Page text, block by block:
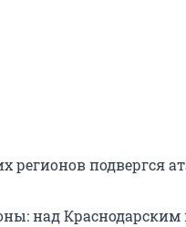
регионов подвергся
над Краснодарским